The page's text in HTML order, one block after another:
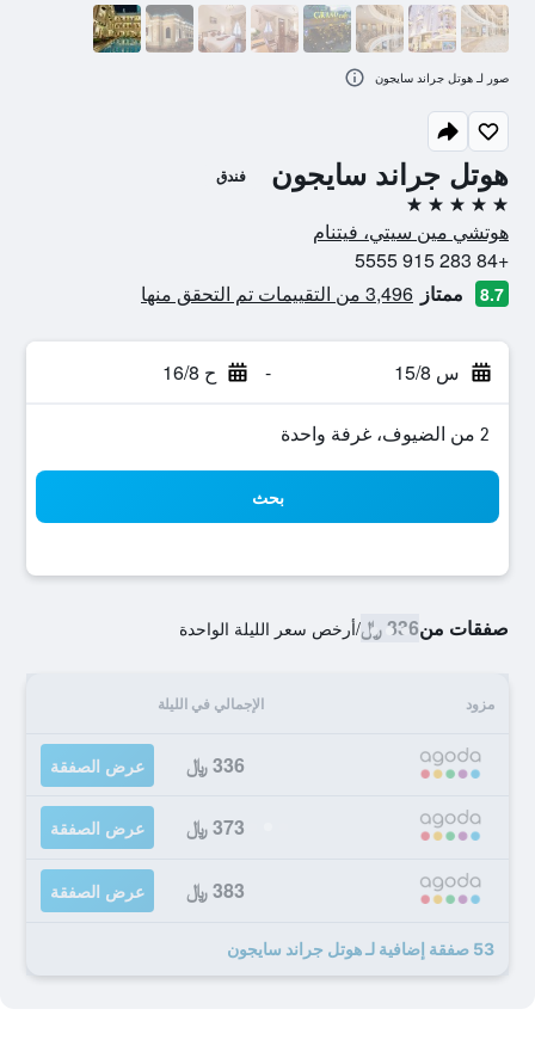
هوتل جراند سايجون فندق
5 نجوم
هوتشي مين سيتي، فيتنام
+84 283 915 5555
8.7 ممتاز 3,496 من التقييمات تم التحقق منها
س 15/8 - ح 16/8
2 من الضيوف، غرفة واحدة
بحث
صفقات من336 ﷼ /أرخص سعر الليلة الواحدة
مزود الإجمالي في الليلة
336 ﷼ عرض الصفقة
373 ﷼ عرض الصفقة
383 ﷼ عرض الصفقة
53 صفقة إضافية لـ هوتل جراند سايجون
صور لـ هوتل جراند سايجون